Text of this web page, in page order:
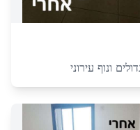
ונוף עירוני